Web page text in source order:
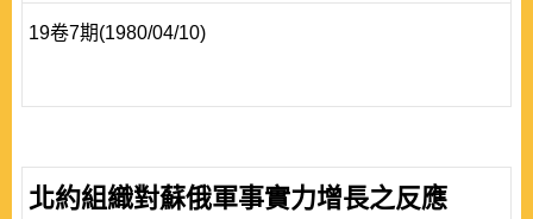
19卷7期(1980/04/10)
北約組織對蘇俄軍事實力增長之反應